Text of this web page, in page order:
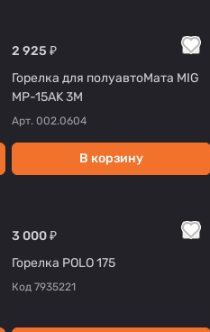
2 925 ₽
Горелка для полуавтоМата MIG
MP-15AK 3М
Арт. 002.0604
В корзину
3 000 ₽
Горелка POLO 175
Код 7935221